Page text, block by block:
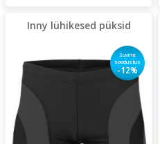
Inny lühikesed püksid
Suvine
soodustus
-12%